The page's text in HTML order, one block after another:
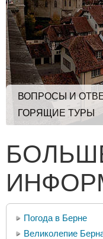
ВОПРОСЫ И
ГОРЯЩИЕ ТУРЫ
Погода в Берне
Великолепие